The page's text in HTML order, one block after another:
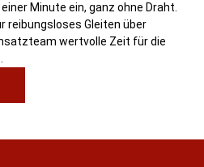
Minute ein, ganz ohne Draht.
reibungsloses Gleiten über
wertvolle Zeit für die